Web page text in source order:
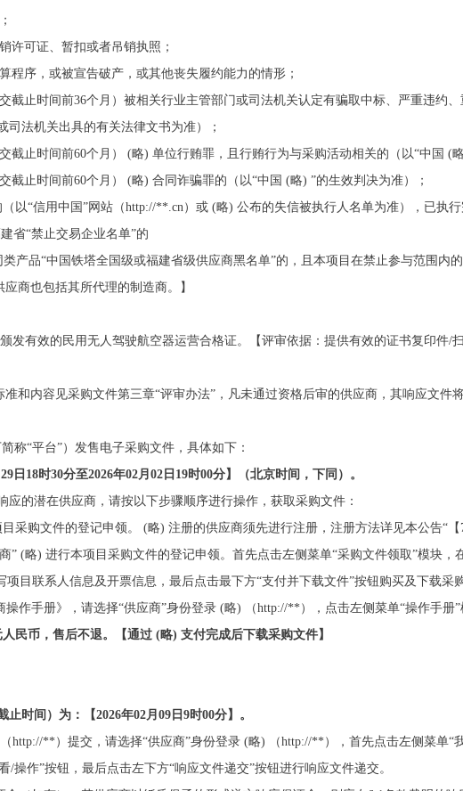
许可证、暂扣或者吊销执照；
程序，或被宣告破产，或其他丧失履约能力的情形；
截止时间前36个月）被相关行业主管部门或司法机关认定有骗取中标、严重违约
司法机关出具的有关法律文书为准）；
截止时间前60个月） (略) 单位行贿罪，且行贿行为与采购活动相关的（以“中国 (
截止时间前60个月） (略) 合同诈骗罪的（以“中国 (略) ”的生效判决为准）；
以“信用中国”网站（http://**.cn）或 (略) 公布的失信被执行人名单为准），已执
省“禁止交易企业名单”的
产品“中国铁塔全国级或福建省级供应商黑名单”的，且本项目在禁止参与范围内的
商也包括其所代理的制造商。】
发有效的民用无人驾驶航空器运营合格证。【评审依据：提供有效的证书复印件/扫
和内容见采购文件第三章“评审办法”，凡未通过资格后审的供应商，其响应文件将
称“平台”）发售电子采购文件，具体如下：
日 18时30分至2026年02月 02 日 19时00分】（北京时间，下同）。
应的潜在供应商，请按以下步骤顺序进行操作，获取采购文件：
采购文件的登记申领。 (略) 注册的供应商须先进行注册，注册方法详见本公告“【
” (略) 进行本项目采购文件的登记申领。首先点击左侧菜单“采购文件领取”模块，
目联系人信息及开票信息，最后点击最下方“支付并下载文件”按钮购买及下载采
作手册》，请选择“供应商”身份登录 (略) （http://**），点击左侧菜单“操作手册”
人民币，售后不退。【通过 (略) 支付完成后下载采购文件】
止时间）为： 【2026年02月 09 日 9时00分】 。
http://**）提交，请选择“供应商”身份登录 (略) （http://**），首先点击左侧菜单“
/操作”按钮，最后点击左下方“响应文件递交”按钮进行响应文件递交。